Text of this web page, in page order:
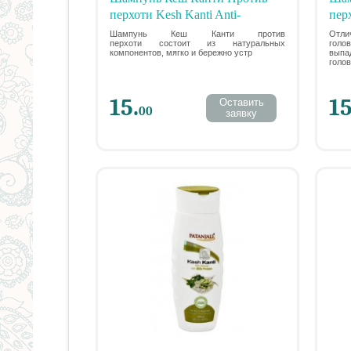
перхоти Kesh Kanti Anti-
Dandruff Natural Shampoo,
Patanjali, 200 мл
Шампунь Кеш Канти против
перхоти состоит из натуральных
компонентов, мягко и бережно устр
15.00
Оставить
заявку
без